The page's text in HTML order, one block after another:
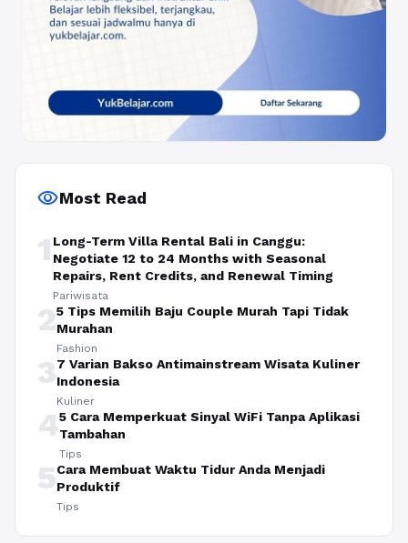
visibilityMost Read
1 Long-Term Villa Rental Bali in Canggu:
Negotiate 12 to 24 Months with Seasonal
Repairs, Rent Credits, and Renewal Timing
Pariwisata
25 Tips Memilih Baju Couple Murah Tapi Tidak
Murahan
Fashion
37 Varian Bakso Antimainstream Wisata Kuliner
Indonesia
Kuliner
45 Cara Memperkuat Sinyal WiFi Tanpa Aplikasi
Tambahan
Tips
5Cara Membuat Waktu Tidur Anda Menjadi
Produktif
Tips